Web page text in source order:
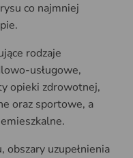
co najmniej
rodzaje
usługowe,
opieki zdrowotnej,
oraz sportowe, a
obszary uzupełnienia